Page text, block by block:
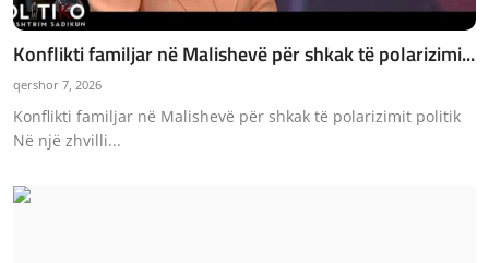
Konflikti familjar në Malishevë për shkak të polarizimi...
qershor 7, 2026
Konflikti familjar në Malishevë për shkak të polarizimit politik
Në një zhvilli...